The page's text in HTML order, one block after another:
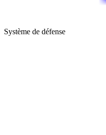
Système de défense